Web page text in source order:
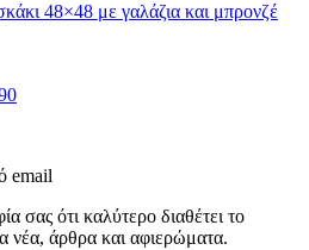
48×48 με γαλάζια και μπρονζέ
email
σας ότι καλύτερο διαθέτει το
άρθρα και αφιερώματα.